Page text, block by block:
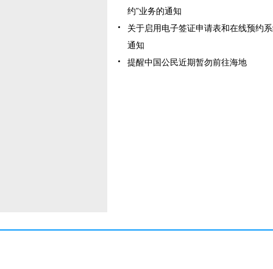
约”业务的通知
关于启用电子签证申请表和在线预约
通知
提醒中国公民近期暂勿前往海地